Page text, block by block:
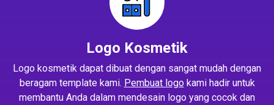
Logo Kosmetik
Logo kosmetik dapat dibuat dengan sangat mudah dengan
beragam template kami. Pembuat logokami hadir untuk
membantu Anda dalam mendesain logo yang cocok dan